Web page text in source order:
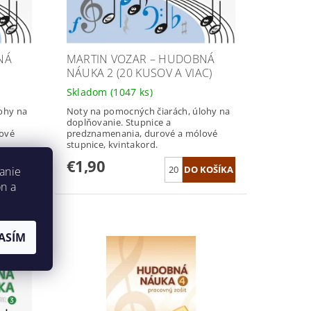
na
MARTIN VOZAR – HUDOBNÁ
NÁUKA 2 (20 KUSOV A VIAC)
Skladom(1047 ks)
Noty na pomocných čiarách, úlohy na
doplňovanie. Stupnice a
predznamenania, durové a mólové
stupnice, kvintakord.
€1,90
a